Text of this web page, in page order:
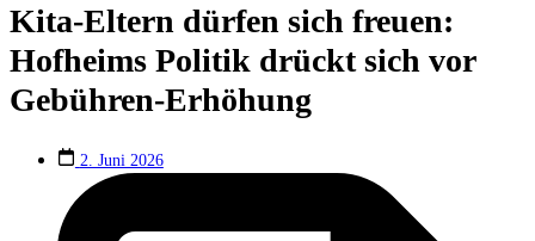
Kita-Eltern dürfen sich freuen:
Hofheims Politik drückt sich vor
Gebühren-Erhöhung
2. Juni 2026